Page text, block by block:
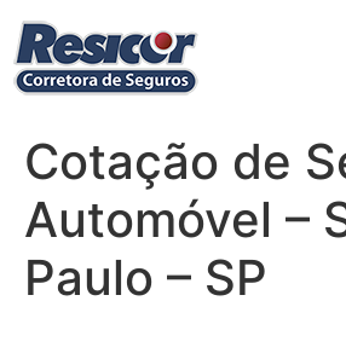
para
conteúdo
Cotação de
Automóvel –
Paulo – SP